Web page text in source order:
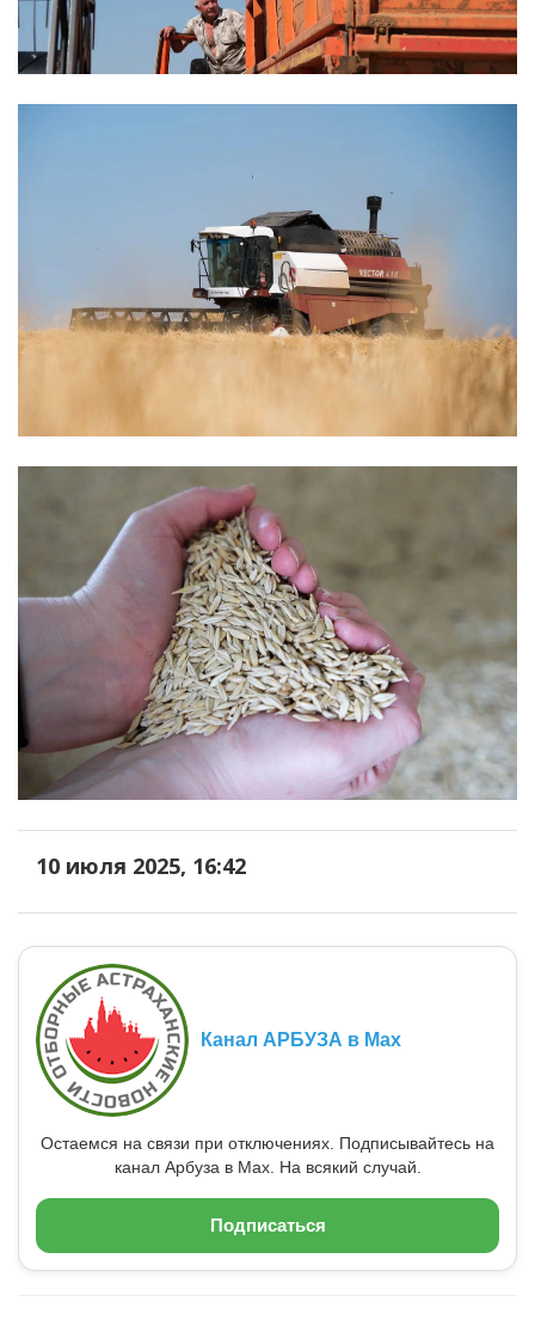
10 июля 2025, 16:42
Канал АРБУЗА в Max
Остаемся на связи при отключениях. Подписывайтесь на
канал Арбуза в Max. На всякий случай.
Подписаться